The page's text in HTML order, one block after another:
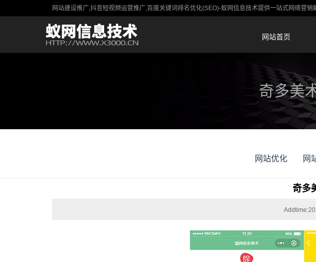
网站建设推广,抖音短视频运营推广,百度关键词排名优化(SEO)-蚁网信息技术提供一站式网络营销
网站首页
奇多美
网站优化 网
奇多